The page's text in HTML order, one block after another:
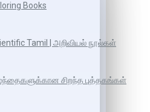
Books
Tamil | அறிவியல் நூல்கள்
சிறந்த புத்தகங்கள்